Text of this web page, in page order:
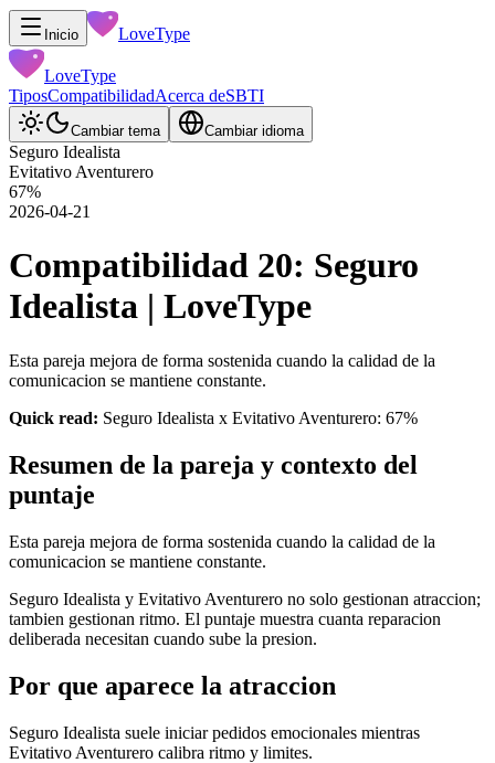
Inicio LoveType
LoveType
TiposCompatibilidadAcerca deSBTI
Cambiar tema Cambiar idioma
Seguro Idealista
Evitativo Aventurero
67%
2026-04-21
Compatibilidad 20: Seguro
Idealista | LoveType
Esta pareja mejora de forma sostenida cuando la calidad de la
comunicacion se mantiene constante.
Quick read: Seguro Idealista x Evitativo Aventurero: 67%
Resumen de la pareja y contexto del
puntaje
Esta pareja mejora de forma sostenida cuando la calidad de la
comunicacion se mantiene constante.
Seguro Idealista y Evitativo Aventurero no solo gestionan atraccion;
tambien gestionan ritmo. El puntaje muestra cuanta reparacion
deliberada necesitan cuando sube la presion.
Por que aparece la atraccion
Seguro Idealista suele iniciar pedidos emocionales mientras
Evitativo Aventurero calibra ritmo y limites.